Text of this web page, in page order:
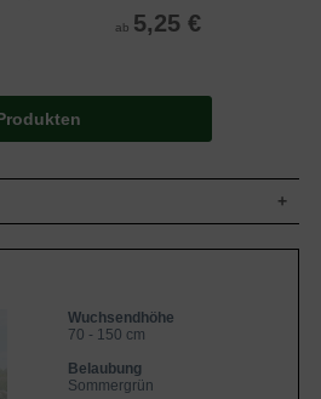
ab 5,25 €
aufrecht, 70 bis 150 cm hoch
Wuchsendhöhe
70 - 150 cm
Belaubung
Sommergrün